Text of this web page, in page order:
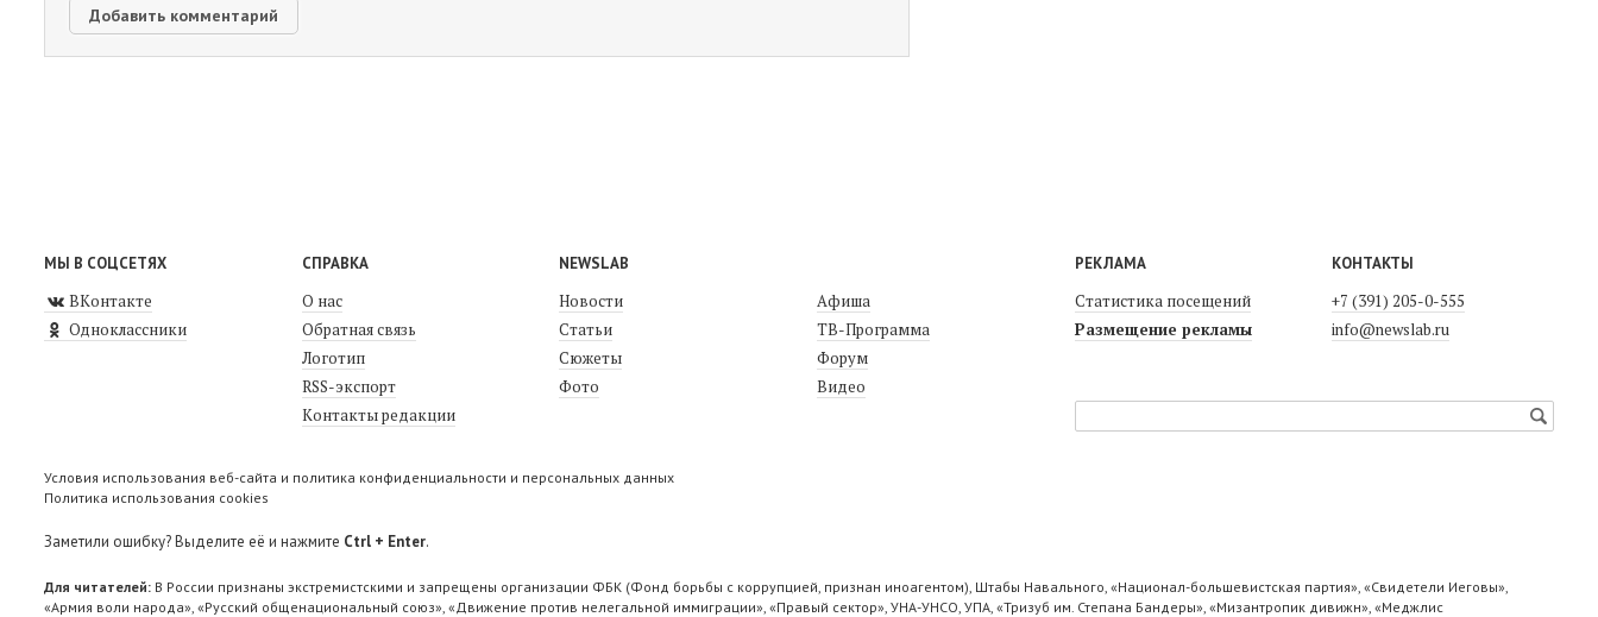
МЫ В СОЦСЕТЯХ
ВКонтакте
Одноклассники
СПРАВКА
О нас
Обратная связь
Логотип
RSS-экспорт
Контакты редакции
NEWSLAB
Новости
Статьи
Сюжеты
Фото
Афиша
ТВ-Программа
Форум
Видео
РЕКЛАМА
Статистика посещений
Размещение рекламы
КОНТАКТЫ
+7 (391) 205-0-555
info@newslab.ru
Условия использования веб-сайта и политика конфиденциальности и персональных данных
Политика использования cookies
Заметили ошибку? Выделите её и нажмите Ctrl + Enter.
Для читателей: В России признаны экстремистскими и запрещены организации ФБК (Фонд борьбы с коррупцией, признан иноагентом), Штабы Навального, «Национал-большевистская партия», «Свидетели Иеговы»,
«Армия воли народа», «Русский общенациональный союз», «Движение против нелегальной иммиграции», «Правый сектор», УНА-УНСО, УПА, «Тризуб им. Степана Бандеры», «Мизантропик дивижн», «Меджлис